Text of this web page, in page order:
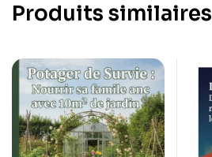
Produits similaires